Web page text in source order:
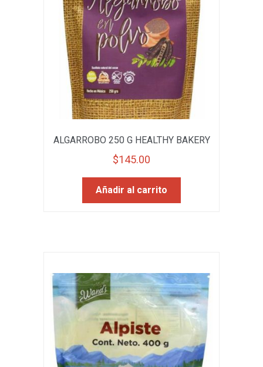
ALGARROBO 250 G HEALTHY BAKERY
$145.00
Añadir al carrito